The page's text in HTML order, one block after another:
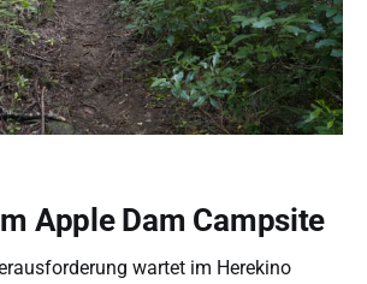
Apple Dam Campsite
wartet im Herekino